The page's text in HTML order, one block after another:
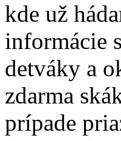
kde už
informácie
detváky a
zdarma
prípade